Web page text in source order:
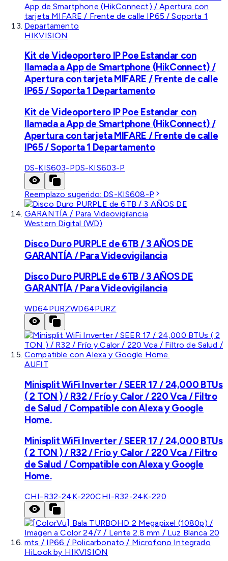
HIKVISION
Kit de Videoportero IP Poe Estandar con
llamada a App de Smartphone (HikConnect) /
Apertura con tarjeta MIFARE / Frente de calle
IP65 / Soporta 1 Departamento
Kit de Videoportero IP Poe Estandar con
llamada a App de Smartphone (HikConnect) /
Apertura con tarjeta MIFARE / Frente de calle
IP65 / Soporta 1 Departamento
DS-KIS603-PDS-KIS603-P
Reemplazo sugerido: DS-KIS608-P
Western Digital (WD)
Disco Duro PURPLE de 6TB / 3 AÑOS DE
GARANTÍA / Para Videovigilancia
Disco Duro PURPLE de 6TB / 3 AÑOS DE
GARANTÍA / Para Videovigilancia
WD64PURZWD64PURZ
AUFIT
Minisplit WiFi Inverter / SEER 17 / 24,000 BTUs
( 2 TON ) / R32 / Frío y Calor / 220 Vca / Filtro
de Salud / Compatible con Alexa y Google
Home.
Minisplit WiFi Inverter / SEER 17 / 24,000 BTUs
( 2 TON ) / R32 / Frío y Calor / 220 Vca / Filtro
de Salud / Compatible con Alexa y Google
Home.
CHI-R32-24K-220CHI-R32-24K-220
HiLook by HIKVISION